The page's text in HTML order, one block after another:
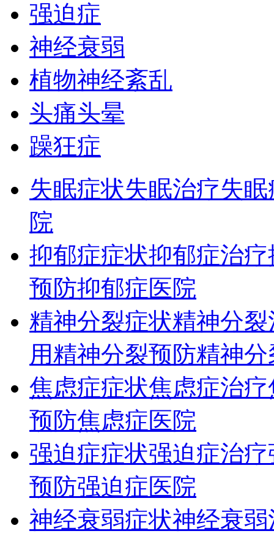
强迫症
神经衰弱
植物神经紊乱
头痛头晕
躁狂症
失眠症状失眠治疗失
院
抑郁症症状抑郁症治疗
预防抑郁症医院
精神分裂症状精神分裂
用精神分裂预防精神
焦虑症症状焦虑症治疗
预防焦虑症医院
强迫症症状强迫症治疗
预防强迫症医院
神经衰弱症状神经衰弱